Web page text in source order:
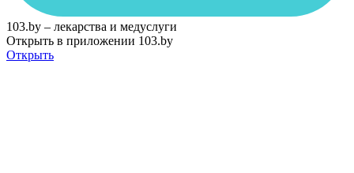
103.by – лекарства и медуслуги
Открыть в приложении 103.by
Открыть